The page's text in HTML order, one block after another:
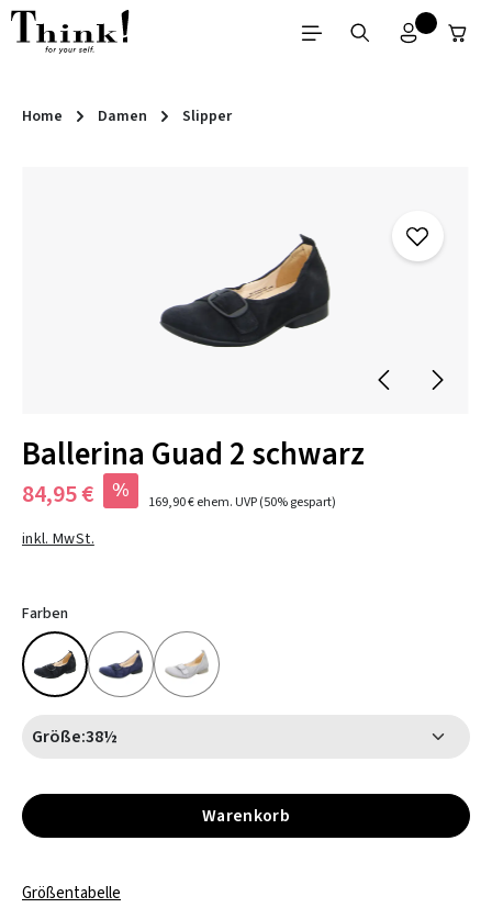
Zum Hauptinhalt springen
Home Damen Slipper
Ballerina Guad 2 schwarz
84,95 € % 169,90 €ehem. UVP(50% gespart)
inkl. MwSt.
Farben
Größe:38½
Warenkorb
Größentabelle